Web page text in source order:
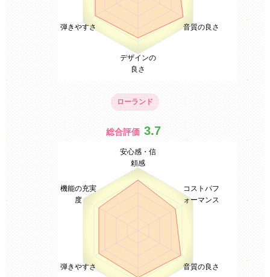
音質の良さ
デザインの
良さ
弾きやすさ
ローランド
総合評価 3.7
安心感・信
頼感
コストパフ
ォーマンス
音質の良さ
弾きやすさ
機能の充実
度